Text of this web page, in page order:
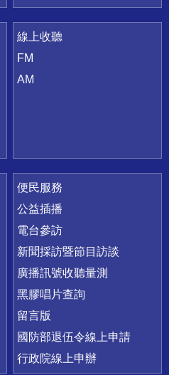
線上收聽
FM
AM
便民服務
公益插播
電台參訪
新聞採訪暨節目訪談
廣播訊號收聽量測
黑膠唱片查詢
留言版
國防部退伍令線上申請
行政院線上申辦